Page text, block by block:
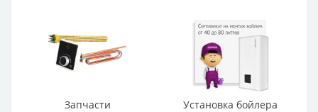
Запчасти Установка бойлера